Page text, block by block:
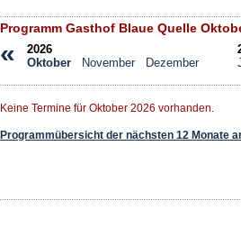
Programm Gasthof Blaue Quelle
«
2026
Oktober
November Dezember
Keine Termine für Oktober 2026 vorhanden.
Programmübersicht der nächsten 12 Monate